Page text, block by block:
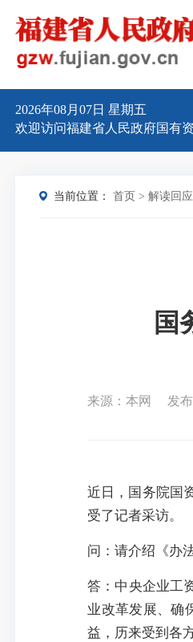
2026年08月07日星期五
欢迎访问福建省人民政府国有
当前位置： 首页 >解读回应
国
来源：本网 发
近日，国务院国
受了记者采访。
问：请介绍《办
答：中央企业工
业改革发展、确
益，历来受到各